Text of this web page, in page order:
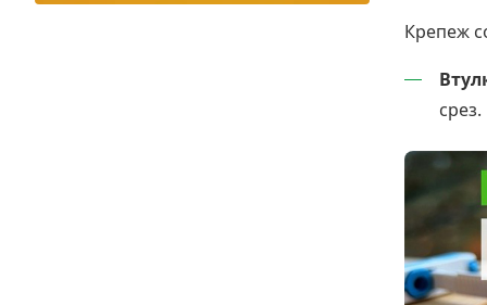
Крепеж
срез.